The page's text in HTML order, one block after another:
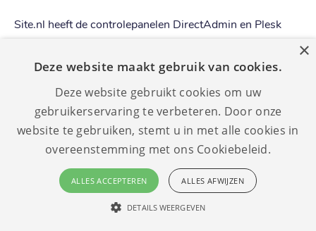
Site.nl heeft de controlepanelen DirectAdmin en Plesk
snel en gemakkelijk websites kunt bouwen en hosten en
jouw Joomla-website met slechts een paar eenvoudige
klikken kunt beheren.
DirectAdmin en Plesk zijn beiden
webhostingcontrolepanelen die worden gebruikt om
hostingomgevingen te beheren.DirectAdminis licht en
gebruiksvriendelijk en biedt essentiële functies voor het
beheren van webhostingaccounts, terwijl Plesk is
×
Deze website maakt gebruik van cookies.
Deze website gebruikt cookies om uw
gebruikerservaring te verbeteren. Door onze
website te gebruiken, stemt u in met alle cookies in
overeenstemming met ons Cookiebeleid.
ALLES ACCEPTEREN ALLES AFWIJZEN
DETAILS WEERGEVEN